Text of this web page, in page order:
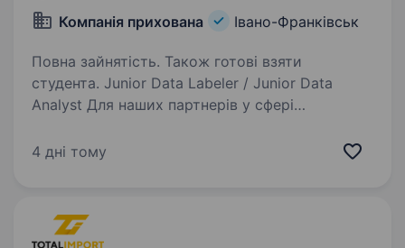
Компанія прихована
Івано-Франківськ
Повна зайнятість. Також готові взяти
студента. Junior Data Labeler / Junior Data
Analyst Для наших партнерів у сфері
яка буде працювати з контентом та даними
4 дні тому